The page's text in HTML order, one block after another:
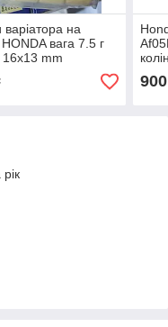
варіатора на
вага 7.5 г
16х13 mm
6 шт. фірма
Оригінал Тайвань
900